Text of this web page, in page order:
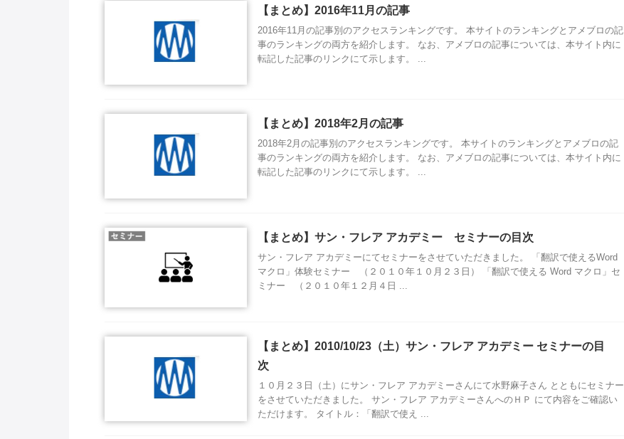
【まとめ】2016年11月の記事
2016年11月の記事別のアクセスランキングです。 本サイトのランキングとアメブロの記
事のランキングの両方を紹介します。 なお、アメブロの記事については、本サイト内に
転記した記事のリンクにて示します。 ...
【まとめ】2018年2月の記事
2018年2月の記事別のアクセスランキングです。 本サイトのランキングとアメブロの記
事のランキングの両方を紹介します。 なお、アメブロの記事については、本サイト内に
転記した記事のリンクにて示します。 ...
【まとめ】サン・フレア アカデミー セミナーの目次
サン・フレア アカデミーにてセミナーをさせていただきました。 「翻訳で使えるWord
マクロ」体験セミナー （２０１０年１０月２３日） 「翻訳で使える Word マクロ」セ
ミナー （２０１０年１２月４日 ...
【まとめ】2010/10/23（土）サン・フレア アカデミー セミナーの目
次
１０月２３日（土）にサン・フレア アカデミーさんにて水野麻子さん とともにセミナー
をさせていただきました。 サン・フレア アカデミーさんへのＨＰ にて内容をご確認い
ただけます。 タイトル：「翻訳で使え ...